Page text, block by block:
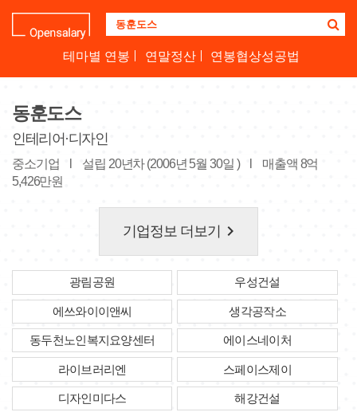
업
명
세
요
테마별 연봉 연말정산 연봉협상성공법
동훈도스
인테리어·디자인
중소기업 설립 20년차 (2006년 5월 30일 )
매출액 8억
5,426만원
기업정보 더보기 keyboard_arrow_right
광림공원 우성건설
에쓰와이이앤씨 생각공작소
동두천노인복지요양센터 에이스네이처
라이브러리엔 스페이스제이
디자인미다스 해강건설